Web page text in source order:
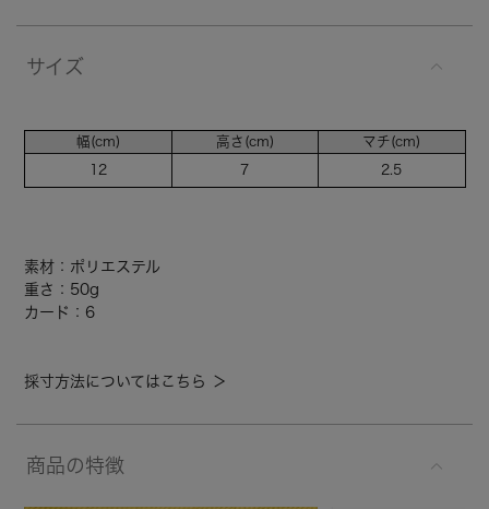
サイズ
幅(cm)
12
高さ(cm)
7
マチ(cm)
2.5
素材：ポリエステル
重さ：50g
カード：6
採寸方法についてはこちら ＞
商品の特徴